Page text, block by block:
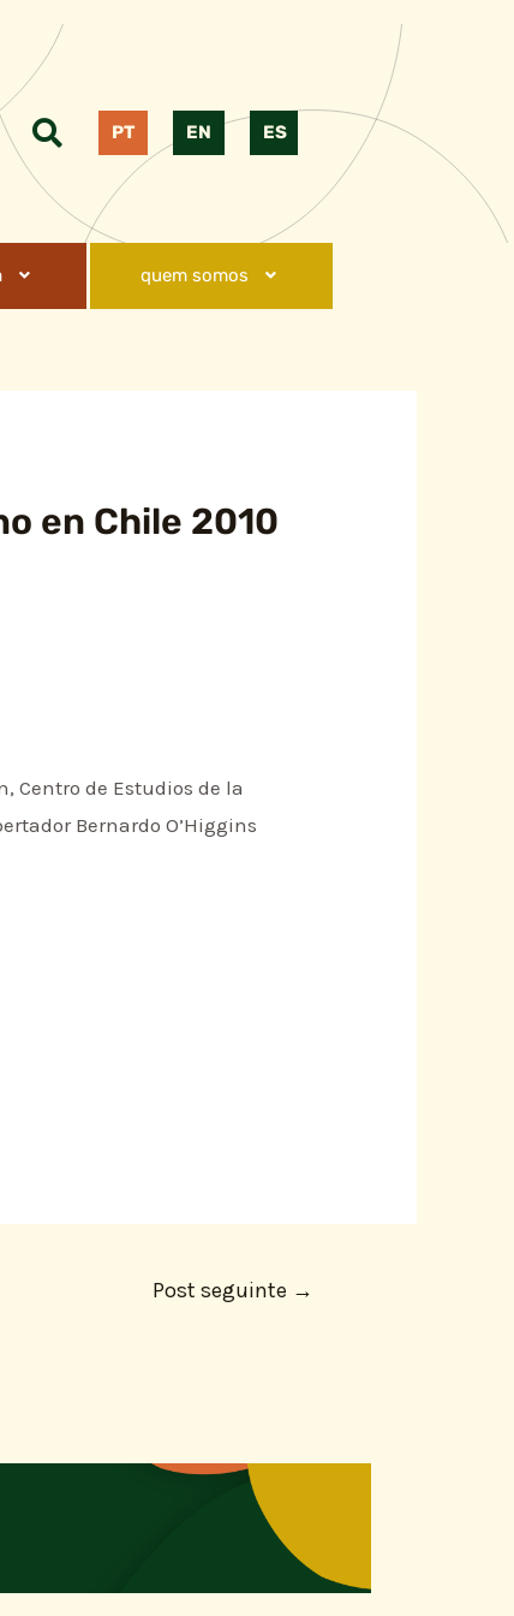
PT EN ES
quem somos
en Chile 2010
Centro de Estudios de la
Bernardo O’Higgins
Post seguinte →